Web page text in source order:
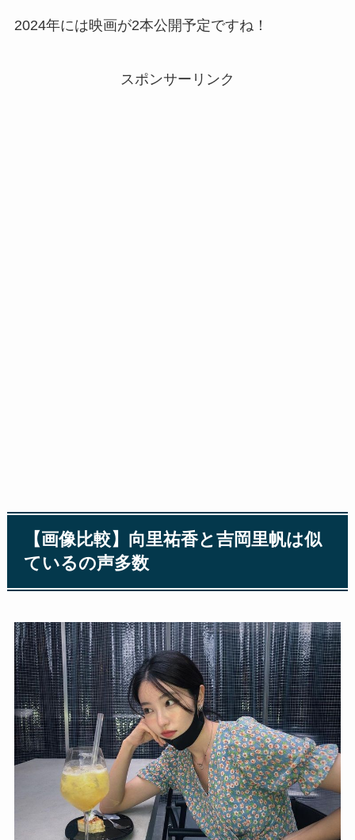
2024年には映画が2本公開予定ですね！
スポンサーリンク
【画像比較】向里祐香と吉岡里帆は似
ているの声多数